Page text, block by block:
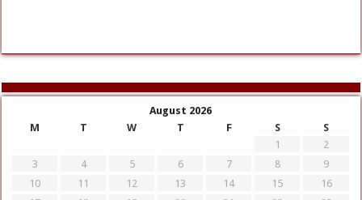
August 2026
M
T W T F S
S
1
2
3
4 5 6 7 8
9
10
11 12 13 14 15
16